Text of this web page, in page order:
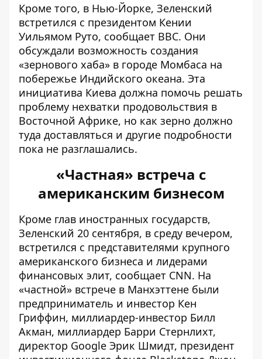
Кроме того, в Нью-Йорке, Зеленский
встретился с президентом Кении
Уильямом Руто, сообщает BBC. Они
обсуждали возможность создания
«зернового хаба» в городе Момбаса на
побережье Индийского океана. Эта
инициатива Киева должна помочь решать
проблему нехватки продовольствия в
Восточной Африке, но как зерно должно
туда доставляться и другие подробности
пока не разглашались.
«Частная» встреча с
американским бизнесом
Кроме глав иностранных государств,
Зеленский 20 сентября, в среду вечером,
встретился с представителями крупного
американского бизнеса и лидерами
финансовых элит, сообщает CNN. На
«частной» встрече в Манхэттене были
предприниматель и инвестор Кен
Гриффин, миллиардер-инвестор Билл
Акман, миллиардер Барри Стернлихт,
директор Google Эрик Шмидт, президент